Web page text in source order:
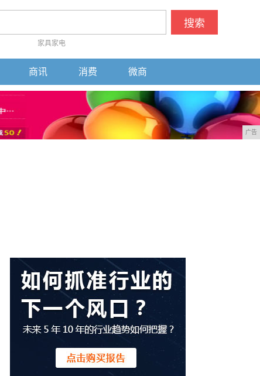
搜索
家具家电
商讯 消费 微商
广告